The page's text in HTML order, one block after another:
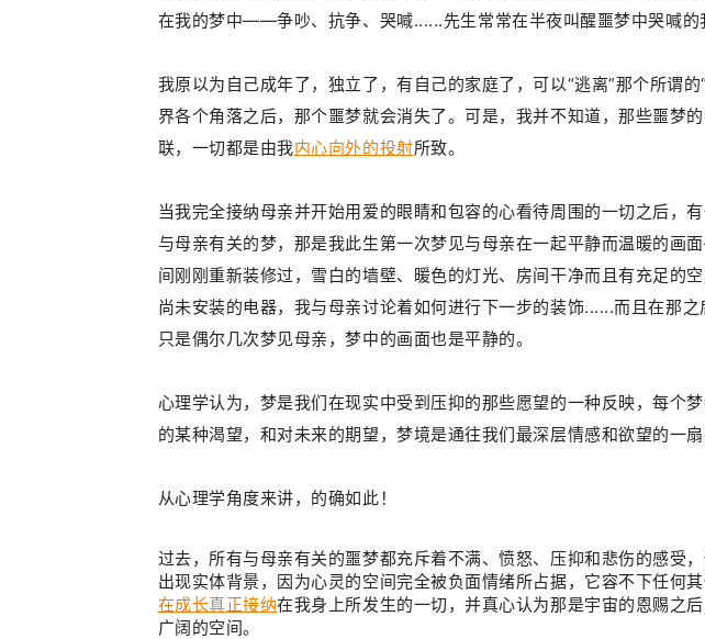
在我的梦中——争吵、抗争、哭喊......先生常常在半夜叫醒噩梦中哭喊的
我原以为自己成年了，独立了，有自己的家庭了，可以“逃离”那个所谓的
界各个角落之后，那个噩梦就会消失了。可是，我并不知道，那些噩梦
联，一切都是由我内心向外的投射所致。
当我完全接纳母亲并开始用爱的眼睛和包容的心看待周围的一切之后，
与母亲有关的梦，那是我此生第一次梦见与母亲在一起平静而温暖的画
间刚刚重新装修过，雪白的墙壁、暖色的灯光、房间干净而且有充足的
尚未安装的电器，我与母亲讨论着如何进行下一步的装饰......而且在那
只是偶尔几次梦见母亲，梦中的画面也是平静的。
心理学认为，梦是我们在现实中受到压抑的那些愿望的一种反映，每个
的某种渴望，和对未来的期望，梦境是通往我们最深层情感和欲望的一扇
从心理学角度来讲，的确如此！
过去，所有与母亲有关的噩梦都充斥着不满、愤怒、压抑和悲伤的感受
出现实体背景，因为心灵的空间完全被负面情绪所占据，它容不下任何
在成长真正接纳在我身上所发生的一切，并真心认为那是宇宙的恩赐之
广阔的空间。